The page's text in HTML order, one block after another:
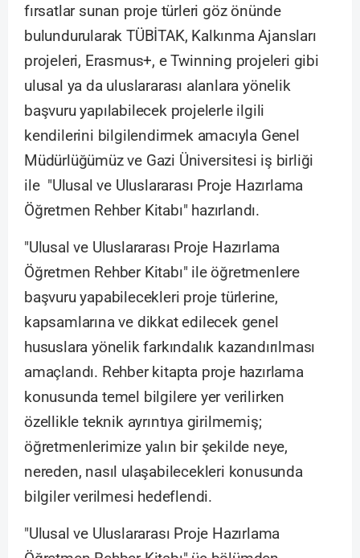
fırsatlar sunan proje türleri göz önünde
bulundurularak TÜBİTAK, Kalkınma Ajansları
projeleri, Erasmus+, e Twinning projeleri gibi
ulusal ya da uluslararası alanlara yönelik
başvuru yapılabilecek projelerle ilgili
kendilerini bilgilendirmek amacıyla Genel
Müdürlüğümüz ve Gazi Üniversitesi iş birliği
ile "Ulusal ve Uluslararası Proje Hazırlama
Öğretmen Rehber Kitabı" hazırlandı.
"Ulusal ve Uluslararası Proje Hazırlama
Öğretmen Rehber Kitabı" ile öğretmenlere
başvuru yapabilecekleri proje türlerine,
kapsamlarına ve dikkat edilecek genel
hususlara yönelik farkındalık kazandırılması
amaçlandı. Rehber kitapta proje hazırlama
konusunda temel bilgilere yer verilirken
özellikle teknik ayrıntıya girilmemiş;
öğretmenlerimize yalın bir şekilde neye,
nereden, nasıl ulaşabilecekleri konusunda
bilgiler verilmesi hedeflendi.
"Ulusal ve Uluslararası Proje Hazırlama